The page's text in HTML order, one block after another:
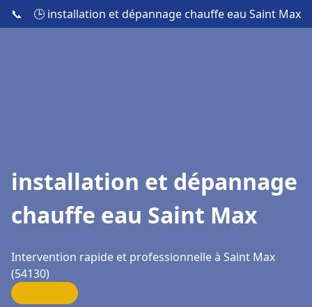
📞 🕒 installation et dépannage chauffe eau Saint Max
installation et dépannage
chauffe eau Saint Max
Intervention rapide et professionnelle à Saint Max
(54130)